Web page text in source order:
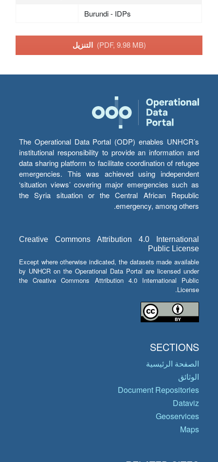
Burundi - IDPs
التنزيل (PDF, 9.98 MB)
The Operational Data Portal (ODP) enables UNHCR’s
institutional responsibility to provide an information and
data sharing platform to facilitate coordination of refugee
emergencies. This was achieved using independent
‘situation views’ covering major emergencies such as
the Syria situation or the Central African Republic
emergency, among others.
Creative Commons Attribution 4.0 International
Public License
Except where otherwise indicated, the datasets made available
by UNHCR on the Operational Data Portal are licensed under
the Creative Commons Attribution 4.0 International Public
License.
SECTIONS
الصفحة الرئيسية
الوثائق
Document Repositories
Dataviz
Geoservices
Maps